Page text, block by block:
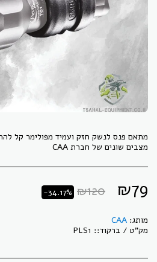
מצבים שונים של חברת CAA
₪79
₪120
-34.17%
מותג: CAA
מק"ט / ברקוד:: PLS1